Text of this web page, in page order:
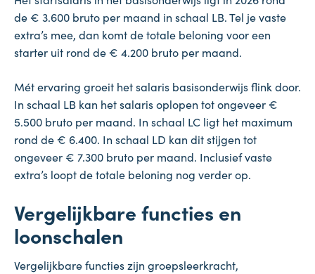
de € 3.600 bruto per maand in schaal LB. Tel je vaste
extra’s mee, dan komt de totale beloning voor een
starter uit rond de € 4.200 bruto per maand.
Mét ervaring groeit het salaris basisonderwijs flink door.
In schaal LB kan het salaris oplopen tot ongeveer €
5.500 bruto per maand. In schaal LC ligt het maximum
rond de € 6.400. In schaal LD kan dit stijgen tot
ongeveer € 7.300 bruto per maand. Inclusief vaste
extra’s loopt de totale beloning nog verder op.
Vergelijkbare functies en
loonschalen
Vergelijkbare functies zijn groepsleerkracht,